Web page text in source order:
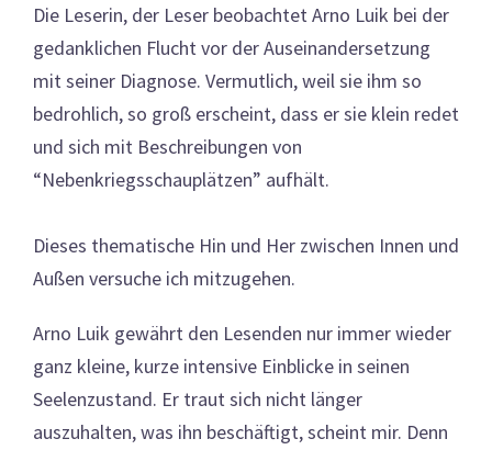
Die Leserin, der Leser beobachtet Arno Luik bei der
gedanklichen Flucht vor der Auseinandersetzung
mit seiner Diagnose. Vermutlich, weil sie ihm so
bedrohlich, so groß erscheint, dass er sie klein redet
und sich mit Beschreibungen von
“Nebenkriegsschauplätzen” aufhält.
Dieses thematische Hin und Her zwischen Innen und
Außen versuche ich mitzugehen.
Arno Luik gewährt den Lesenden nur immer wieder
ganz kleine, kurze intensive Einblicke in seinen
Seelenzustand. Er traut sich nicht länger
auszuhalten, was ihn beschäftigt, scheint mir. Denn